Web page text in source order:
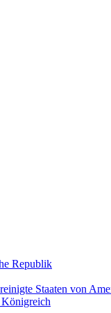
Republik
Staaten von